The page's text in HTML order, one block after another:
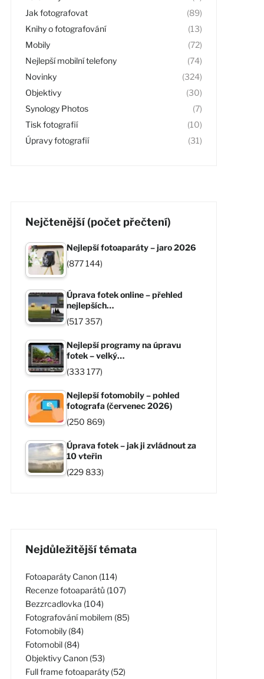
Jak fotografovat
(89)
Knihy o fotografování
(13)
Mobily
(72)
Nejlepší mobilní telefony
(74)
Novinky
(324)
Objektivy
(30)
Synology Photos
(7)
Tisk fotografií
(10)
Úpravy fotografií
(31)
Nejčtenější (počet přečtení)
Nejlepší fotoaparáty – jaro 2026
(877 144)
Úprava fotek online – přehled
nejlepších…
(517 357)
Nejlepší programy na úpravu
fotek – velký…
(333 177)
Nejlepší fotomobily – pohled
fotografa (červenec 2026)
(250 869)
Úprava fotek – jak ji zvládnout za
10 vteřin
(229 833)
Nejdůležitější témata
Fotoaparáty Canon (114)
Recenze fotoaparátů (107)
Bezzrcadlovka (104)
Fotografování mobilem (85)
Fotomobily (84)
Fotomobil (84)
Objektivy Canon (53)
Full frame fotoaparáty (52)